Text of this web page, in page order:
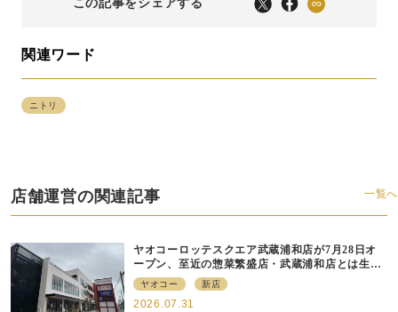
関連ワード
ニトリ
店舗運営の関連記事 一覧へ
ヤオコーロッテスクエア武蔵浦和店が7月28日オ
ープン、至近の惣菜繁盛店・武蔵浦和店とは生鮮
強化、ですみ分け
ヤオコー 新店
2026.07.31